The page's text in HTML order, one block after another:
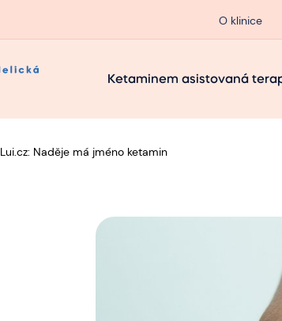
O klinice
Ketaminem asistovaná
Lui.cz: Naděje má jméno ketamin